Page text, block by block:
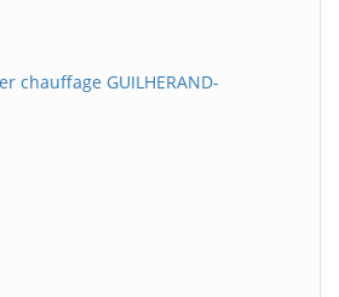
chauffage GUILHERAND-